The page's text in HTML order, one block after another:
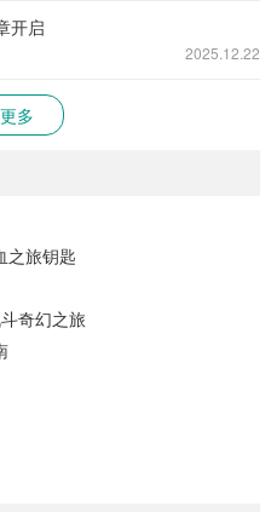
开启
2025.12.22
多
之旅钥匙
奇幻之旅